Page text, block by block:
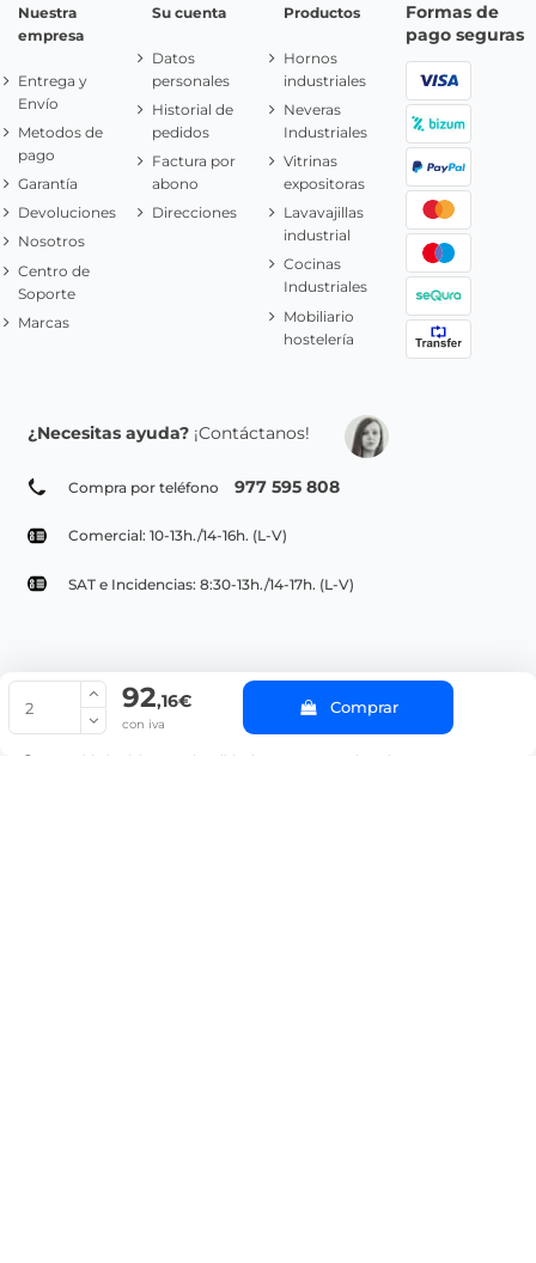
92,16€
con iva
Comprar
La cantidad mínima en el pedido de compra para el producto es 2.
Nuestra
empresa
Entrega y
Envío
Metodos de
pago
Garantía
Devoluciones
Nosotros
Centro de
Soporte
Marcas
Su cuenta
Datos
personales
Historial de
pedidos
Factura por
abono
Direcciones
Productos
Hornos
industriales
Neveras
Industriales
Vitrinas
expositoras
Lavavajillas
industrial
Cocinas
Industriales
Mobiliario
hostelería
Formas de
pago seguras
¿Necesitas ayuda? ¡Contáctanos!
Compra por teléfono 977 595 808
Comercial: 10-13h./14-16h. (L-V)
SAT e Incidencias: 8:30-13h./14-17h. (L-V)
© Copyright 2022 PepeBar.com |
Aviso legal y
Condiciones generales de compra |
Blog